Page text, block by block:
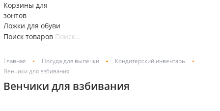
Корзины для
зонтов
Ложки для обуви
Поиск товаров
Главная Посуда для выпечки
Кондитерский инвентарь
Венчики для взбивания
Венчики для взбивания